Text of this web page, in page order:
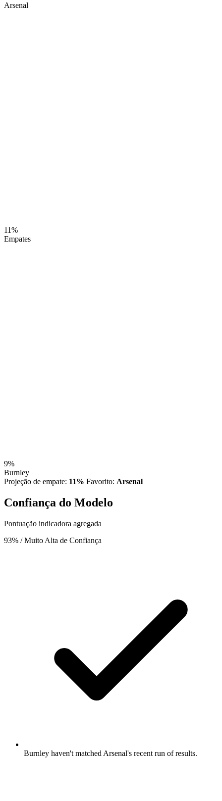
Arsenal
11%
Empates
9%
Burnley
Projeção de empate: 11% Favorito: Arsenal
Confiança do Modelo
Pontuação indicadora agregada
93% / Muito Alta de Confiança
Burnley haven't matched Arsenal's recent run of results.